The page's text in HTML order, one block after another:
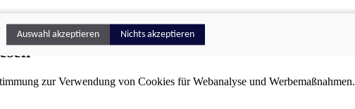
zur Verwendung von Cookies für Webanalyse und Werbemaßnahmen.
Auswahl akzeptieren Nichts akzeptieren